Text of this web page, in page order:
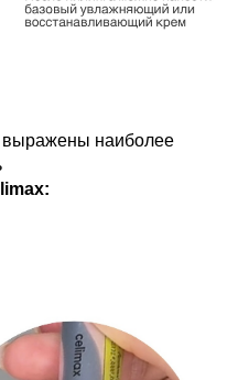
выражены наиболее